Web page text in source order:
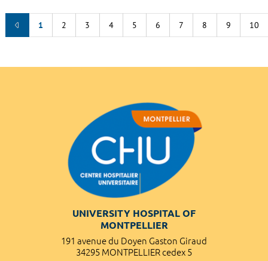
1 2 3 4 5 6 7 8 9 10
UNIVERSITY HOSPITAL OF
MONTPELLIER
191 avenue du Doyen Gaston Giraud
34295 MONTPELLIER cedex 5